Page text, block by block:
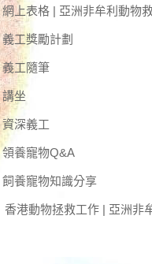
網上表格 | 亞洲非牟利動物
義工獎勵計劃
義工隨筆
講坐
資深義工
領養寵物Q&A
飼養寵物知識分享
香港動物拯救工作 | 亞洲非